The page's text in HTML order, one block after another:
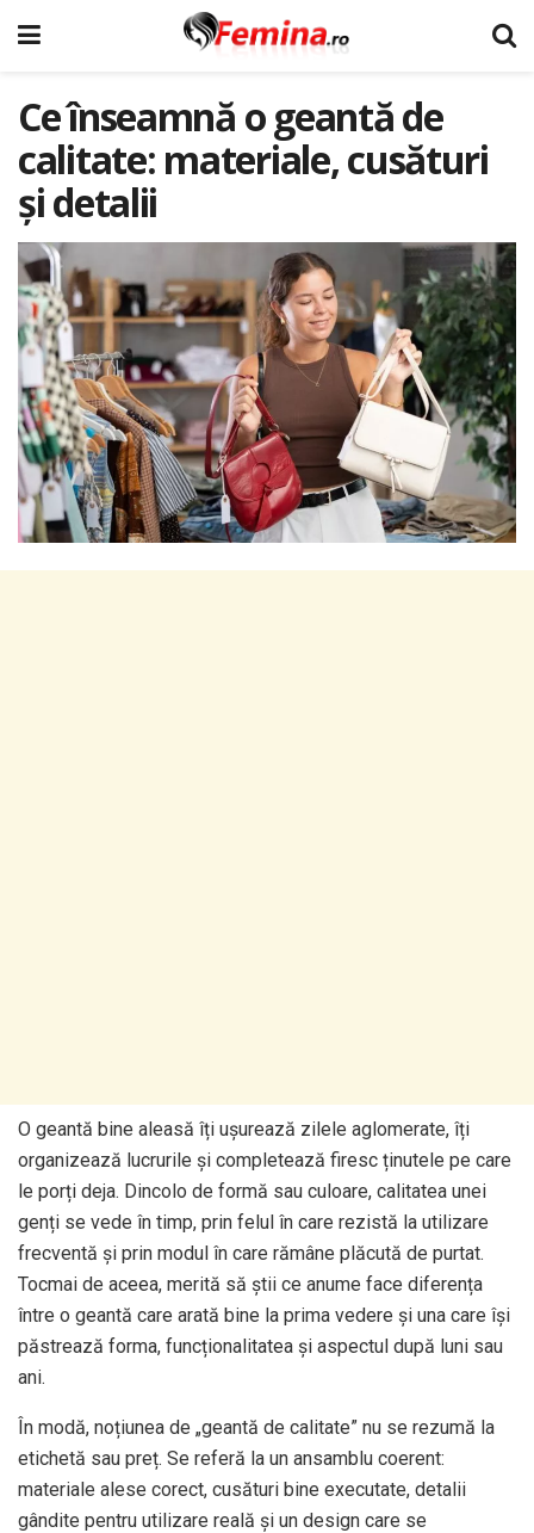
Ce înseamnă o geantă de
calitate: materiale, cusături
și detalii
O geantă bine aleasă îți ușurează zilele aglomerate, îți
organizează lucrurile și completează firesc ținutele pe care
le porți deja. Dincolo de formă sau culoare, calitatea unei
genți se vede în timp, prin felul în care rezistă la utilizare
frecventă și prin modul în care rămâne plăcută de purtat.
Tocmai de aceea, merită să știi ce anume face diferența
între o geantă care arată bine la prima vedere și una care își
păstrează forma, funcționalitatea și aspectul după luni sau
ani.
În modă, noțiunea de „geantă de calitate” nu se rezumă la
etichetă sau preț. Se referă la un ansamblu coerent:
materiale alese corect, cusături bine executate, detalii
gândite pentru utilizare reală și un design care se